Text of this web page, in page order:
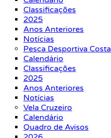
Classificações
2025
Anos Anteriores
Notícias
Pesca Desportiva Costa
Calendário
Classificações
2025
Anos Anteriores
Notícias
Vela Cruzeiro
Calendário
Quadro de Avisos